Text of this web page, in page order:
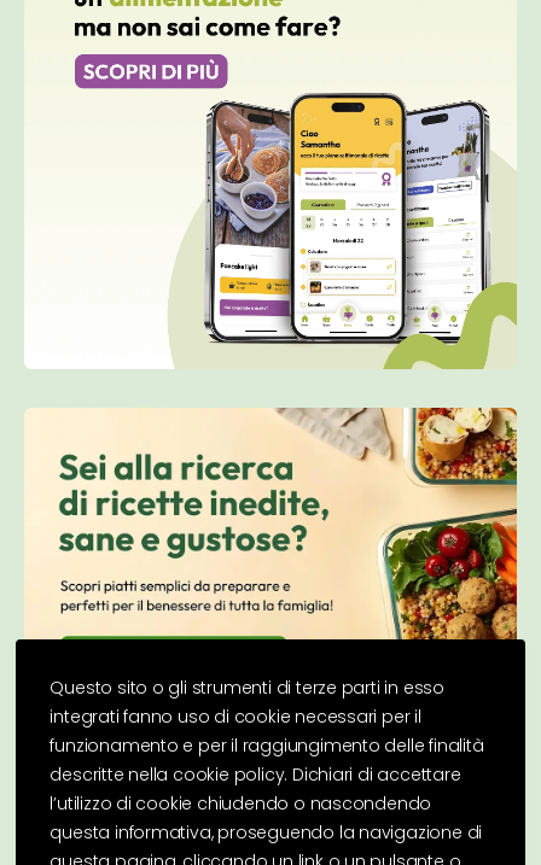
Questo sito o gli strumenti di terze parti in esso
integrati fanno uso di cookie necessari per il
funzionamento e per il raggiungimento delle finalità
descritte nella cookie policy. Dichiari di accettare
l’utilizzo di cookie chiudendo o nascondendo
questa informativa, proseguendo la navigazione di